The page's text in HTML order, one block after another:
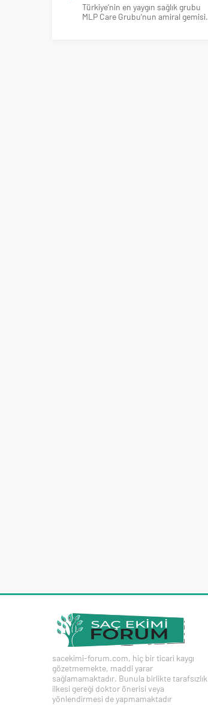
Türkiye’nin en yaygın sağlık grubu
MLP Care Grubu’nun amiral
sacekimi-forum.com, hiç bir ticari kaygı
gözetmemekte, maddi yarar
sağlamamaktadır. Bunula birlikte tarafsızlık
ilkesi gereği doktor önerisi veya
yönlendirmesi de yapmamaktadır